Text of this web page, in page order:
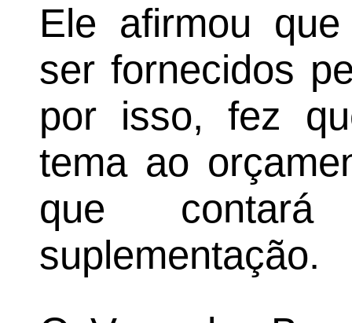
Ele afirmou
ser fornecidos
por isso, fez
tema ao
que
suplementação.